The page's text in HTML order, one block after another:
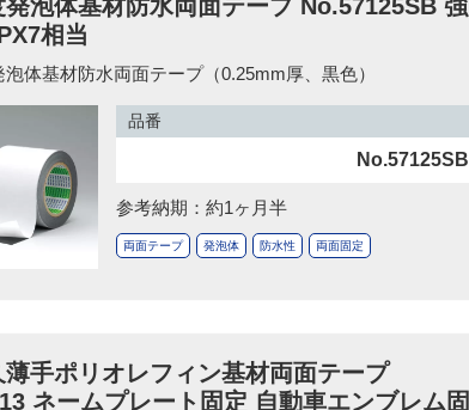
発泡体基材防水両面テープ No.57125SB 強
相当
体基材防水両面テープ（0.25mm厚、黒色）
品番
No.57125SB
参考納期：約1ヶ月半
両面テープ 発泡体 防水性 両面固定
薄手ポリオレフィン基材両面テープ
ネームプレート固定 自動車エンブレム固